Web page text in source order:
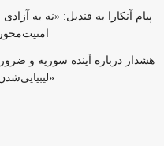
پیام آنکارا به قندیل: «نه به
امنیت‌محور
هشدار درباره آینده سوریه و